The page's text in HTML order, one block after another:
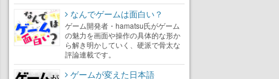
なんでゲームは面白い？
ゲーム開発者・hamatsu氏がゲーム
の魅力を画面や操作の具体的な形か
ら解き明かしていく、硬派で骨太な
評論連載です。
ゲームが変えた日本語